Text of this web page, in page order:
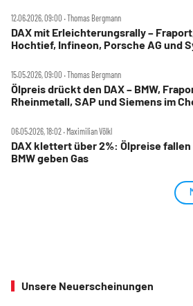
12.06.2026, 09:00 ‧ Thomas Bergmann
DAX mit Erleichterungsrally –
Hochtief, Infineon, Porsche AG und
15.05.2026, 09:00 ‧ Thomas Bergmann
Ölpreis drückt den DAX – BMW,
Rheinmetall, SAP und Siemens im
06.05.2026, 18:02 ‧ Maximilian Völkl
DAX klettert über 2%: Ölpreise
BMW geben Gas
Unsere Neuerscheinungen